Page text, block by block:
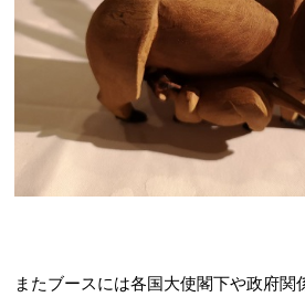
またブースには各国大使閣下や政府関